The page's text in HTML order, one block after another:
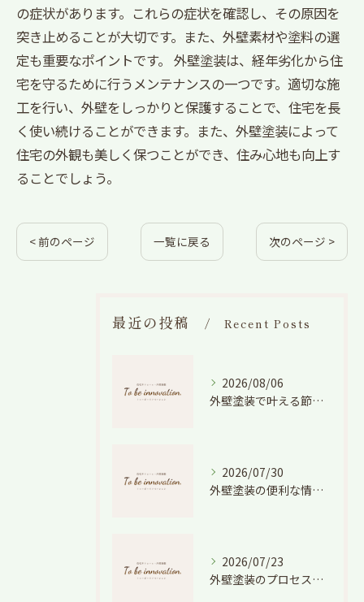
の症状があります。これらの症状を確認し、その原因を
突き止めることが大切です。また、外壁素材や塗料の選
定も重要なポイントです。 外壁塗装は、経年劣化から住
宅を守るために行うメンテナンスの一つです。適切な施
工を行い、外壁をしっかりと保護することで、住宅を長
く使い続けることができます。また、外壁塗装によって
住宅の外観も美しく保つことができ、住み心地も向上す
ることでしょう。
< 前のページ 一覧に戻る 次のページ >
最近の投稿 Recent Posts
2026/08/06
外壁塗装で叶える節電効果と愛知県の相場や色選びのポイントを徹底解説
2026/07/30
外壁塗装の便利な情報と失敗しない色や費用判断のコツを徹底解説
2026/07/23
外壁塗装のプロセスを愛知県でスムーズに進めるための工程と費用徹底解説